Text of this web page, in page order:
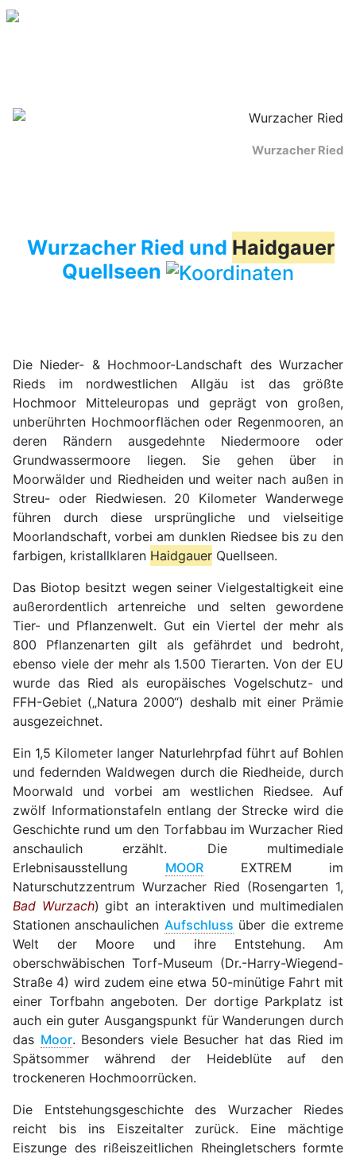
Wurzacher Ried
Wurzacher Ried und Haidgauer
Quellseen
Die Nieder- & Hochmoor-Landschaft des Wurzacher
Rieds im nordwestlichen Allgäu ist das größte
Hochmoor Mitteleuropas und geprägt von großen,
unberührten Hochmoorflächen oder Regenmooren, an
deren Rändern ausgedehnte Niedermoore oder
Grundwassermoore liegen. Sie gehen über in
Moorwälder und Riedheiden und weiter nach außen in
Streu- oder Riedwiesen. 20 Kilometer Wanderwege
führen durch diese ursprüngliche und vielseitige
Moorlandschaft, vorbei am dunklen Riedsee bis zu den
farbigen, kristallklaren Haidgauer Quellseen.
Das Biotop besitzt wegen seiner Vielgestaltigkeit eine
außerordentlich artenreiche und selten gewordene
Tier- und Pflanzenwelt. Gut ein Viertel der mehr als
800 Pflanzenarten gilt als gefährdet und bedroht,
ebenso viele der mehr als 1.500 Tierarten. Von der EU
wurde das Ried als europäisches Vogelschutz- und
FFH-Gebiet („Natura 2000“) deshalb mit einer Prämie
ausgezeichnet.
Ein 1,5 Kilometer langer Naturlehrpfad führt auf Bohlen
und federnden Waldwegen durch die Riedheide, durch
Moorwald und vorbei am westlichen Riedsee. Auf
zwölf Informationstafeln entlang der Strecke wird die
Geschichte rund um den Torfabbau im Wurzacher Ried
anschaulich erzählt. Die multimediale
Erlebnisausstellung MOOR EXTREM im
Naturschutzzentrum Wurzacher Ried (Rosengarten 1,
Bad Wurzach) gibt an interaktiven und multimedialen
Stationen anschaulichen Aufschluss über die extreme
Welt der Moore und ihre Entstehung. Am
oberschwäbischen Torf-Museum (Dr.-Harry-Wiegend-
Straße 4) wird zudem eine etwa 50-minütige Fahrt mit
einer Torfbahn angeboten. Der dortige Parkplatz ist
auch ein guter Ausgangspunkt für Wanderungen durch
das Moor. Besonders viele Besucher hat das Ried im
Spätsommer während der Heideblüte auf den
trockeneren Hochmoorrücken.
Die Entstehungsgeschichte des Wurzacher Riedes
reicht bis ins Eiszeitalter zurück. Eine mächtige
Eiszunge des rißeiszeitlichen Rheingletschers formte